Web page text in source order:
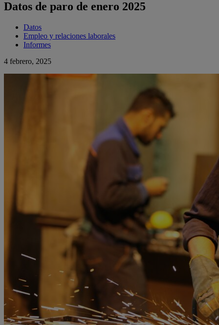
Datos de paro de enero 2025
Datos
Empleo y relaciones laborales
Informes
4 febrero, 2025